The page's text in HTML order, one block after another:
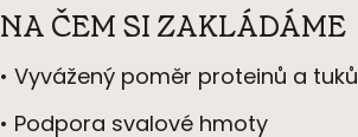
NA ČEM SI ZAKLÁDÁME
• Vyvážený poměr proteinů a tuků
• Podpora svalové hmoty